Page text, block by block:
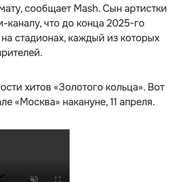
сообщает Mash. Сын артистки
что до конца 2025-го
стадионах, каждый из которых
хитов «Золотого кольца». Вот
«Москва» накануне, 11 апреля.